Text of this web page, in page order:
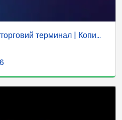
терминал | Копи...